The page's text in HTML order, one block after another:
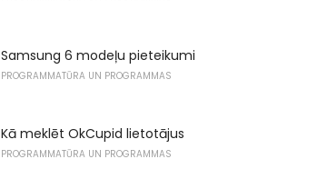
Samsung 6 modeļu pieteikumi
PROGRAMMATŪRA UN PROGRAMMAS
Kā meklēt OkCupid lietotājus
PROGRAMMATŪRA UN PROGRAMMAS